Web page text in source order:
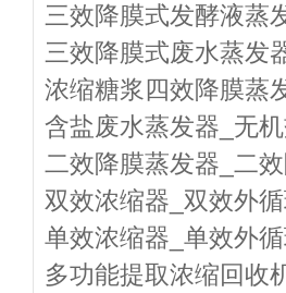
三效降膜式发酵液蒸
三效降膜式废水蒸发
浓缩糖浆四效降膜蒸
含盐废水蒸发器_无
二效降膜蒸发器_二
双效浓缩器_双效外
单效浓缩器_单效外
多功能提取浓缩回收